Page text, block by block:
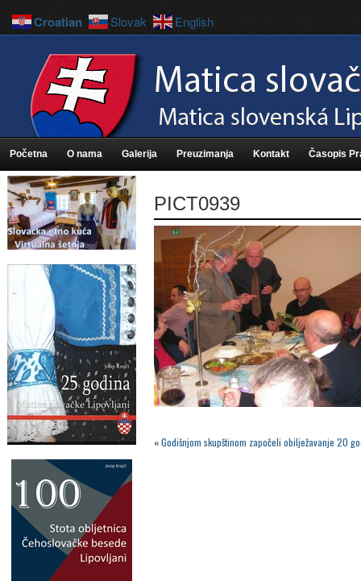
Početna O nama Galerija Preuzimanja Kontakt Časopis
PICT0939
«Godišnjom skupštinom započeli obilježavanje 20
Croatian Slovak English